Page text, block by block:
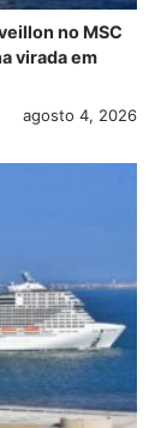
no MSC
virada em
agosto 4, 2026